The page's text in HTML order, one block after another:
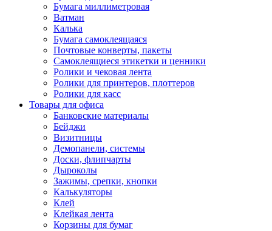
Бумага миллиметровая
Ватман
Калька
Бумага самоклеящаяся
Почтовые конверты, пакеты
Самоклеящиеся этикетки и ценники
Ролики и чековая лента
Ролики для принтеров, плоттеров
Ролики для касс
Товары для офиса
Банковские материалы
Бейджи
Визитницы
Демопанели, системы
Доски, флипчарты
Дыроколы
Зажимы, срепки, кнопки
Калькуляторы
Клей
Клейкая лента
Корзины для бумаг